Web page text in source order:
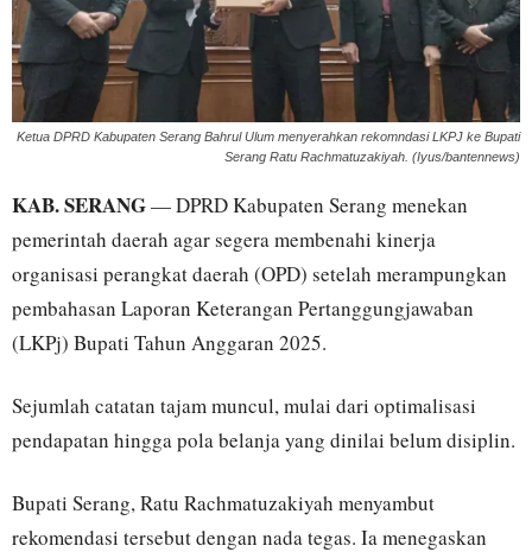
Ketua DPRD Kabupaten Serang Bahrul Ulum menyerahkan rekomndasi LKPJ ke Bupati
Serang Ratu Rachmatuzakiyah. (Iyus/bantennews)
KAB. SERANG— DPRD Kabupaten Serang menekan
pemerintah daerah agar segera membenahi kinerja
organisasi perangkat daerah (OPD) setelah merampungkan
pembahasan Laporan Keterangan Pertanggungjawaban
(LKPj) Bupati Tahun Anggaran 2025.
Sejumlah catatan tajam muncul, mulai dari optimalisasi
pendapatan hingga pola belanja yang dinilai belum disiplin.
Bupati Serang, Ratu Rachmatuzakiyah menyambut
rekomendasi tersebut dengan nada tegas. Ia menegaskan